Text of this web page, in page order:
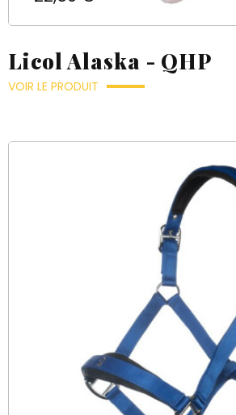
Licol Alaska - QHP
VOIR LE PRODUIT